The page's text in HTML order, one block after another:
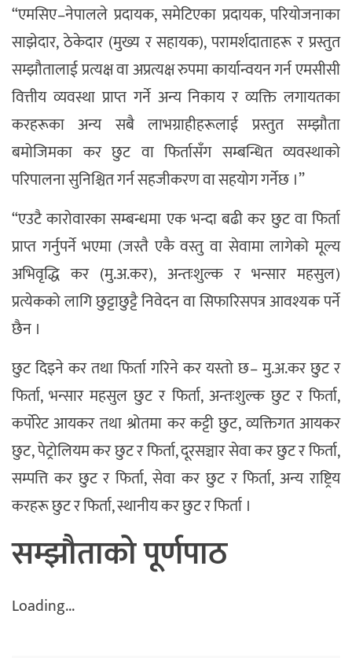
“एमसिए–नेपालले प्रदायक, समेटिएका प्रदायक, परियोजनाका
साझेदार, ठेकेदार (मुख्य र सहायक), परामर्शदाताहरू र प्रस्तुत
सम्झौतालाई प्रत्यक्ष वा अप्रत्यक्ष रुपमा कार्यान्वयन गर्न एमसीसी
वित्तीय व्यवस्था प्राप्त गर्ने अन्य निकाय र व्यक्ति लगायतका
करहरूका अन्य सबै लाभग्राहीहरूलाई प्रस्तुत सम्झौता
बमोजिमका कर छुट वा फिर्तासँग सम्बन्धित व्यवस्थाको
परिपालना सुनिश्चित गर्न सहजीकरण वा सहयोग गर्नेछ ।”
“एउटै कारोवारका सम्बन्धमा एक भन्दा बढी कर छुट वा फिर्ता
प्राप्त गर्नुपर्ने भएमा (जस्तै एकै वस्तु वा सेवामा लागेको मूल्य
अभिवृद्धि कर (मु.अ.कर), अन्तःशुल्क र भन्सार महसुल)
प्रत्येकको लागि छुट्टाछुट्टै निवेदन वा सिफारिसपत्र आवश्यक पर्ने
छैन ।
छुट दिइने कर तथा फिर्ता गरिने कर यस्तो छ– मु.अ.कर छुट र
फिर्ता, भन्सार महसुल छुट र फिर्ता, अन्तःशुल्क छुट र फिर्ता,
कर्पोरेट आयकर तथा श्रोतमा कर कट्टी छुट, व्यक्तिगत आयकर
छुट, पेट्रोलियम कर छुट र फिर्ता, दूरसञ्चार सेवा कर छुट र फिर्ता,
सम्पत्ति कर छुट र फिर्ता, सेवा कर छुट र फिर्ता, अन्य राष्ट्रिय
करहरू छुट र फिर्ता, स्थानीय कर छुट र फिर्ता ।
सम्झौताको पूर्णपाठ
Loading...